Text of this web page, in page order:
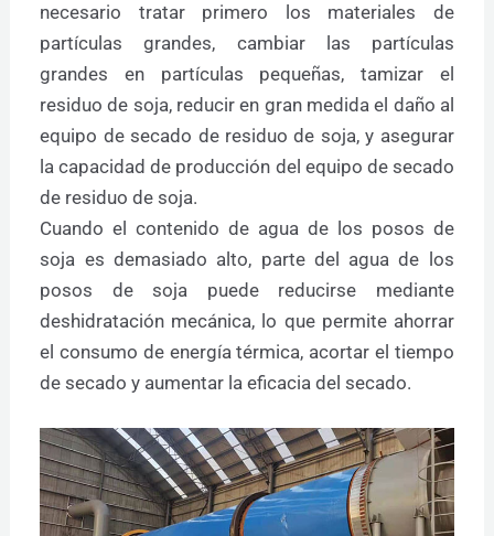
necesario tratar primero los materiales de
partículas grandes, cambiar las partículas
grandes en partículas pequeñas, tamizar el
residuo de soja, reducir en gran medida el daño al
equipo de secado de residuo de soja, y asegurar
la capacidad de producción del equipo de secado
de residuo de soja.
Cuando el contenido de agua de los posos de
soja es demasiado alto, parte del agua de los
posos de soja puede reducirse mediante
deshidratación mecánica, lo que permite ahorrar
el consumo de energía térmica, acortar el tiempo
de secado y aumentar la eficacia del secado.